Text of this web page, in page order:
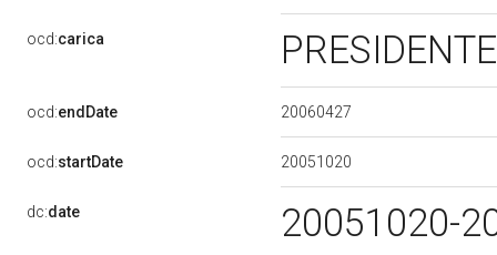
ocd:carica
ocd:endDate 20060427
ocd:startDate 20051020
dc:date 20051020-